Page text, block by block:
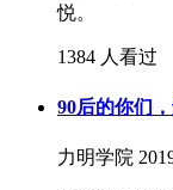
悦。
1384 人看过
90后的你们
力明学院